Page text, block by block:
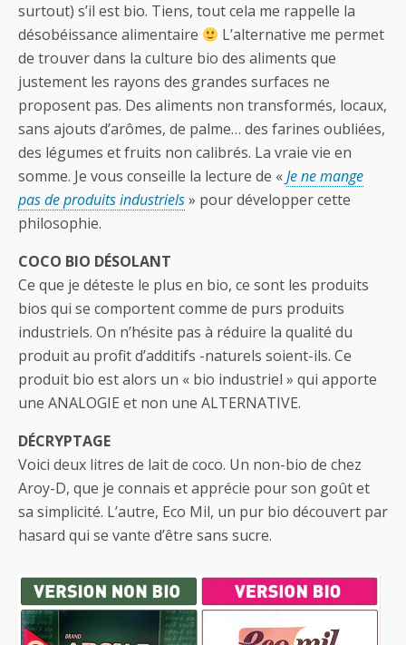
surtout) s’il est bio. Tiens, tout cela me rappelle la
désobéissance alimentaire
L’alternative me permet
de trouver dans la culture bio des aliments que
justement les rayons des grandes surfaces ne
proposent pas. Des aliments non transformés, locaux,
sans ajouts d’arômes, de palme… des farines oubliées,
des légumes et fruits non calibrés. La vraie vie en
somme. Je vous conseille la lecture de «Je ne mange
pas de produits industriels» pour développer cette
philosophie.
COCO BIO DÉSOLANT
Ce que je déteste le plus en bio, ce sont les produits
bios qui se comportent comme de purs produits
industriels. On n’hésite pas à réduire la qualité du
produit au profit d’additifs -naturels soient-ils. Ce
produit bio est alors un « bio industriel » qui apporte
une ANALOGIE et non une ALTERNATIVE.
DÉCRYPTAGE
Voici deux litres de lait de coco. Un non-bio de chez
Aroy-D, que je connais et apprécie pour son goût et
sa simplicité. L’autre, Eco Mil, un pur bio découvert par
hasard qui se vante d’être sans sucre.